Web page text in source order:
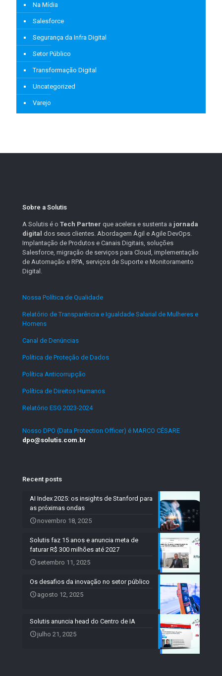
Na Mídia
Salesforce
Segurança da Infra Digital
Setor Público
Transformação Digital
Uncategorized
Varejo
Sobre a Solutis
A Solutis é o Tech Partner que acelera e sustenta a jornada
digital dos seus clientes. Abordagem Ágil e Agile DevOps.
Implantação de Produtos e Canais Digitais, soluções
Salesforce, migração de serviços para Cloud, implementação
de Automação e RPA, serviços de Suporte e Monitoramento
Digital.
Nossa Política de Qualidade
Relatório de Transparência e Igualdade Salarial de Mulheres e
Homens
Canal de Denúncias
Política de Proteção de Dados
Política Anticorrupção
Política de Direitos Humanos
Relatório ESG 2023-2024.
Nosso DPO (Data Protection Officer) é MARCO CÉSARE
dpo@solutis.com.br
Recent posts
AI Index 2025: os insights de Stanford para
as próximas ondas
novembro 18, 2025
Solutis faz 15 anos e anuncia meta de
faturar R$ 300 milhões até 2027
setembro 11, 2025
Os desafios da inovação no setor público
agosto 12, 2025
Solutis anuncia head do Centro de IA
julho 21, 2025